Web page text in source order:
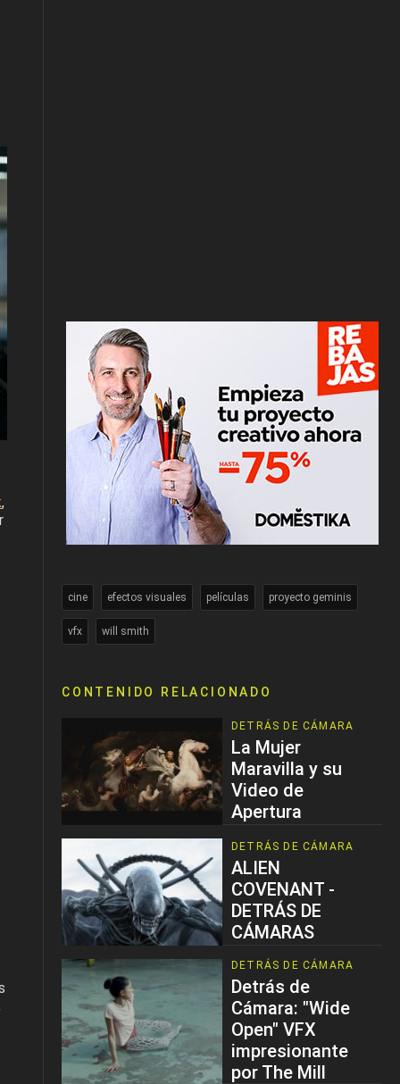
,
cine efectos visuales películas proyecto geminis
vfx will smith
CONTENIDO RELACIONADO
DETRÁS DE CÁMARA
La Mujer
Maravilla y su
Video de
Apertura
DETRÁS DE CÁMARA
ALIEN
COVENANT -
DETRÁS DE
CÁMARAS
DETRÁS DE CÁMARA
Detrás de
Cámara: "Wide
Open" VFX
impresionante
por The Mill